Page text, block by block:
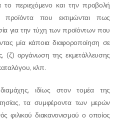
περιεχόμενο και την προβολή
προϊόντα που εκτιμώνται πως
για την τύχη των προϊόντων που
μία κάποια διαφοροποίηση σε
(ζ) οργάνωση της εκμετάλλευσης
κλπ.
ιδίως στον τομέα της
τα συμφέροντα των μερών
φιλικού διακανονισμού ο οποίος